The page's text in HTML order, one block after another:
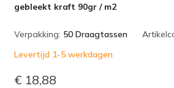
gebleekt kraft 90gr / m2
Verpakking: 50 Draagtassen
Levertijd 1-5 werkdagen
€ 18,88